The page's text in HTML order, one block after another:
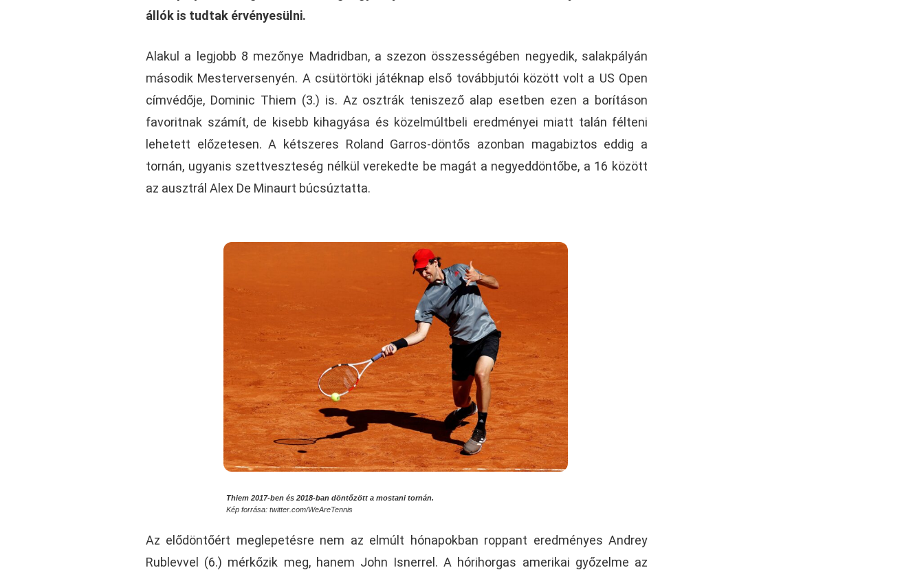
állók is tudtak érvényesülni.
Alakul a legjobb 8 mezőnye Madridban, a szezon összességében negyedik, salakpályán
második Mesterversenyén. A csütörtöki játéknap első továbbjutói között volt a US Open
címvédője, Dominic Thiem (3.) is. Az osztrák teniszező alap esetben ezen a borításon
favoritnak számít, de kisebb kihagyása és közelmúltbeli eredményei miatt talán félteni
lehetett előzetesen. A kétszeres Roland Garros-döntős azonban magabiztos eddig a
tornán, ugyanis szettveszteség nélkül verekedte be magát a negyeddöntőbe, a 16 között
az ausztrál Alex De Minaurt búcsúztatta.
Thiem 2017-ben és 2018-ban döntőzött a mostani tornán.
Kép forrása: twitter.com/WeAreTennis
Az elődöntőért meglepetésre nem az elmúlt hónapokban roppant eredményes Andrey
Rublevvel (6.) mérkőzik meg, hanem John Isnerrel. A hórihorgas amerikai győzelme az